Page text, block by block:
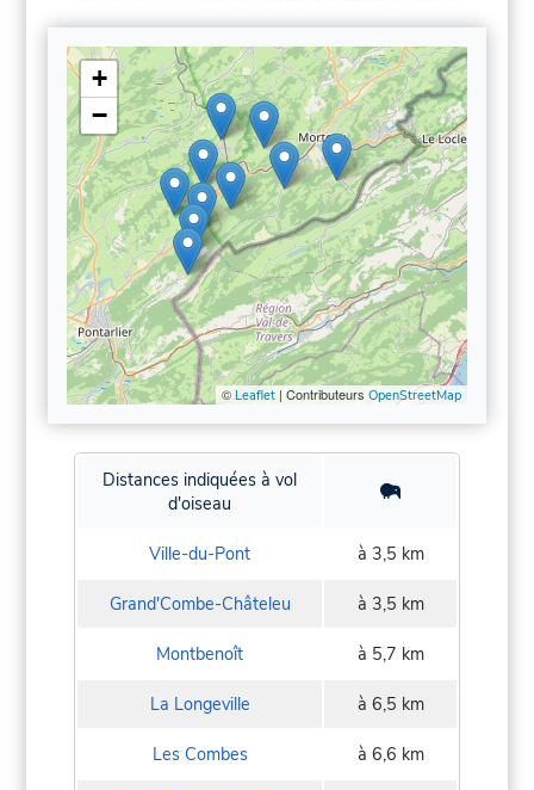
+
−
© Leaflet| Contributeurs OpenStreetMap
Distances indiquées à vol
d'oiseau
Ville-du-Pont à 3,5 km
Grand'Combe-Châteleu à 3,5 km
Montbenoît à 5,7 km
La Longeville à 6,5 km
Les Combes à 6,6 km